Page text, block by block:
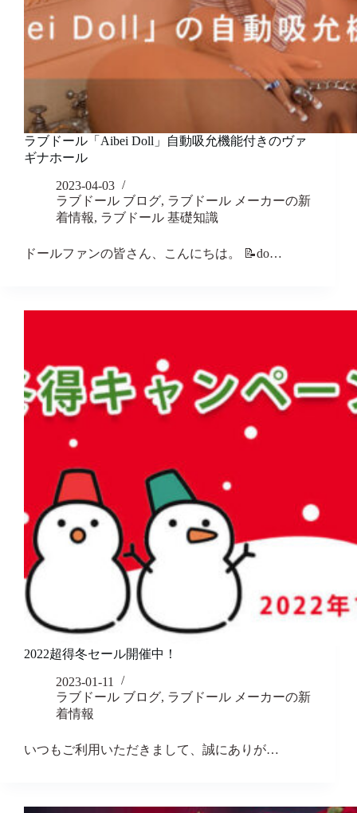
ラブドール「Aibei Doll」自動吸允機能付きのヴァ
ギナホール
2023-04-03
ラブドール ブログ, ラブドール メーカーの新
着情報, ラブドール 基礎知識
ドールファンの皆さん、こんにちは。 📝do…
2022超得冬セール開催中！
2023-01-11
ラブドール ブログ, ラブドール メーカーの新
着情報
いつもご利用いただきまして、誠にありが…